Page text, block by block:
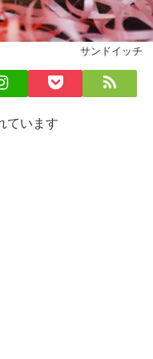
サンドイッチ
ています